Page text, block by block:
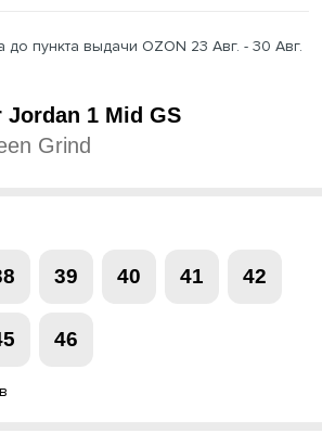
до пункта выдачи OZON 23 Авг. - 30 Авг.
Jordan 1 Mid GS
Grind
39 40 41 42
46